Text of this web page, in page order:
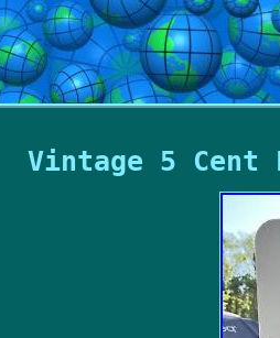
Vintage 5 Cent